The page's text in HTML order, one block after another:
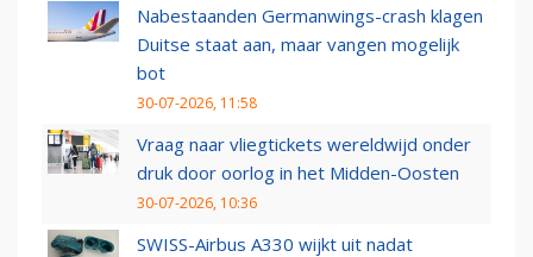
Nabestaanden Germanwings-crash klagen
Duitse staat aan, maar vangen mogelijk
bot
30-07-2026, 11:58
Vraag naar vliegtickets wereldwijd onder
druk door oorlog in het Midden-Oosten
30-07-2026, 10:36
SWISS-Airbus A330 wijkt uit nadat